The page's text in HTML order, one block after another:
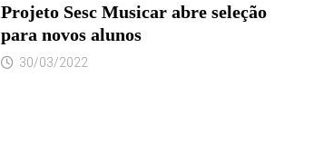
Projeto Sesc Musicar abre seleção
para novos alunos
30/03/2022